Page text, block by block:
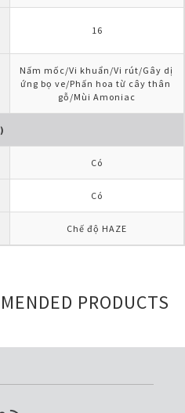
16
Nấm mốc/Vi khuẩn/Vi rút/Gây dị
ứng bọ ve/Phấn hoa từ cây thân
gỗ/Mùi Amoniac
Có
Có
Chế độ HAZE
PRODUCTS